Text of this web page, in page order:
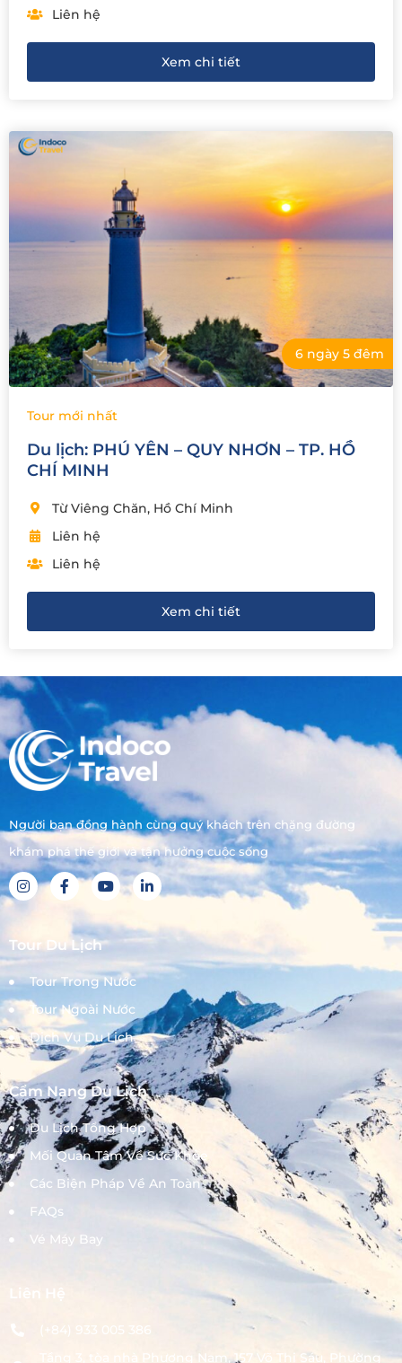
Liên hệ
Xem chi tiết
6 ngày 5 đêm
Tour mới nhất
Du lịch: PHÚ YÊN – QUY NHƠN – TP. HỒ
CHÍ MINH
Từ Viêng Chăn, Hồ Chí Minh
Liên hệ
Liên hệ
Xem chi tiết
Người bạn đồng hành cùng quý khách trên chặng đường
khám phá thế giới và tận hưởng cuộc sống
Tour Du Lịch
Tour Trong Nước
Tour Ngoài Nước
Dịch Vụ Du Lịch
Cẩm Nang Du Lịch
Du Lịch Tổng Hợp
Mối Quan Tâm Về Sức Khỏe
Các Biện Pháp Về An Toàn
FAQs
Vé Máy Bay
Liên Hệ
(+84) 933 005 386
Tầng 3, tòa nhà Phương Nam, 157 Võ Thị Sáu, Phường